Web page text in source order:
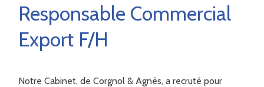
Responsable Commercial
Export F/H
Notre Cabinet, de Corgnol & Agnès, a recruté pour